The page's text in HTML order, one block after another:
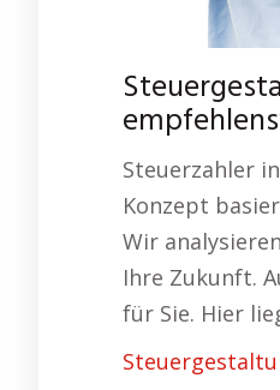
Steuerzahler
Konzept
Wir
Ihre Zukunft.
für Sie. Hier